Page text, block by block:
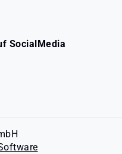
SocialMedia